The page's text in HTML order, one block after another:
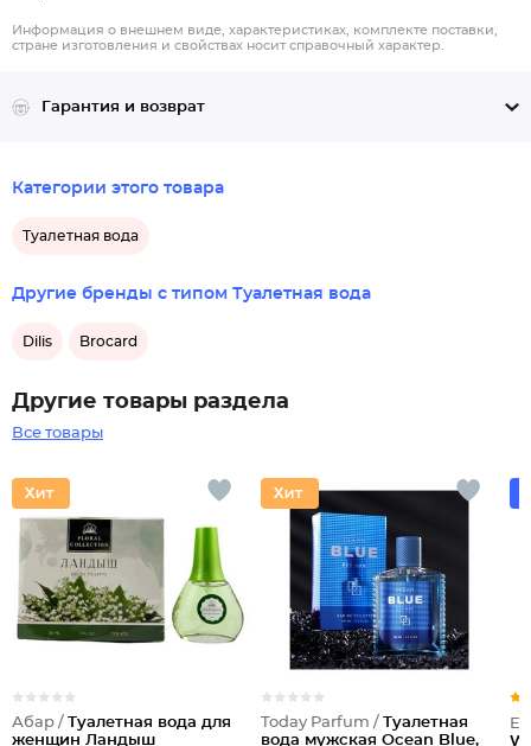
Информация о внешнем виде, характеристиках, комплекте поставки,
стране изготовления и свойствах носит справочный характер.
Гарантия и возврат
Категории этого товара
Туалетная вода
Другие бренды с типом Туалетная вода
Dilis Brocard
Другие товары раздела
Все товары
Абар / Туалетная вода для
женщин Ландыш
Today Parfum / Туалетная
вода мужская Ocean Blue,